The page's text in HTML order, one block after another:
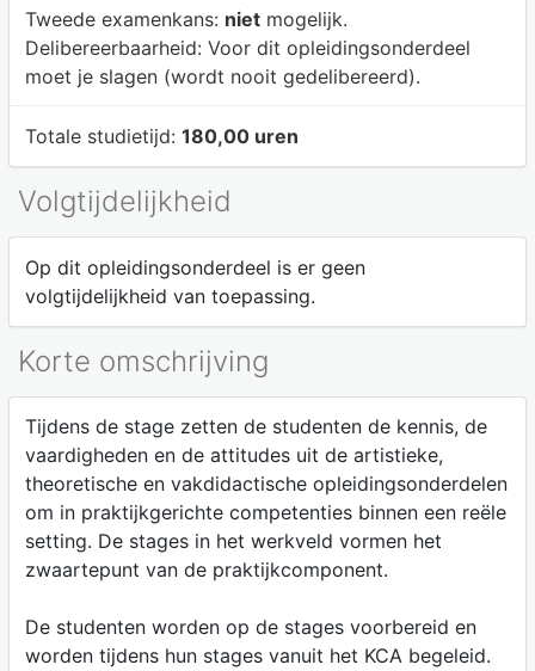
Tweede examenkans: nietmogelijk.
Delibereerbaarheid: Voor dit opleidingsonderdeel
moet je slagen (wordt nooit gedelibereerd).
Totale studietijd: 180,00 uren
Volgtijdelijkheid
Op dit opleidingsonderdeel is er geen
volgtijdelijkheid van toepassing.
Korte omschrijving
Tijdens de stage zetten de studenten de kennis, de
vaardigheden en de attitudes uit de artistieke,
theoretische en vakdidactische opleidingsonderdelen
om in praktijkgerichte competenties binnen een reële
setting. De stages in het werkveld vormen het
zwaartepunt van de praktijkcomponent.
De studenten worden op de stages voorbereid en
worden tijdens hun stages vanuit het KCA begeleid.